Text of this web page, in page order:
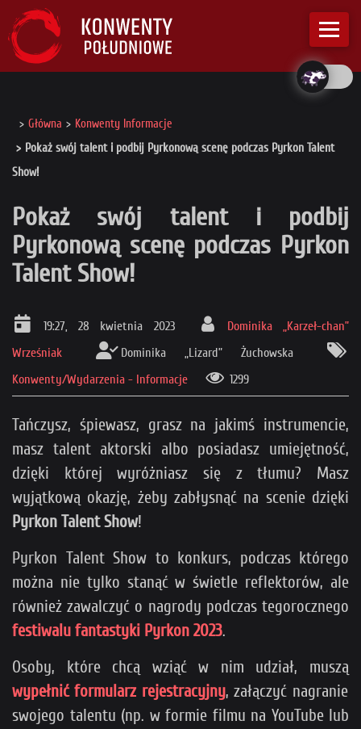
Główna
Konwenty Informacje
Pokaż swój talent i podbij Pyrkonową scenę podczas Pyrkon Talent
Show!
Pokaż swój talent i podbij
Pyrkonową scenę podczas Pyrkon
Talent Show!
19:27, 28 kwietnia 2023
Dominika „Karzeł-chan”
Wrześniak
Dominika „Lizard” Żuchowska
Konwenty/Wydarzenia - Informacje
1299
Tańczysz, śpiewasz, grasz na jakimś instrumencie,
masz talent aktorski albo posiadasz umiejętność,
dzięki której wyróżniasz się z tłumu? Masz
wyjątkową okazję, żeby zabłysnąć na scenie dzięki
Pyrkon Talent Show!
Pyrkon Talent Show to konkurs, podczas którego
można nie tylko stanąć w świetle reflektorów, ale
również zawalczyć o nagrody podczas tegorocznego
festiwalu fantastyki Pyrkon 2023.
Osoby, które chcą wziąć w nim udział, muszą
wypełnić formularz rejestracyjny, załączyć nagranie
swojego talentu (np. w formie filmu na YouTube lub